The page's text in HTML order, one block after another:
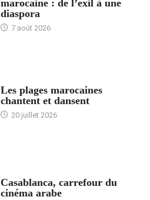
marocaine : de l’exil à une
diaspora
7 août 2026
Les plages marocaines
chantent et dansent
20 juillet 2026
Casablanca, carrefour du
cinéma arabe